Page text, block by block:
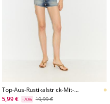
Top-Aus-Rustikalstrick-Mit-
Bateauausschnitt
5,99 € -70% 19,99 €